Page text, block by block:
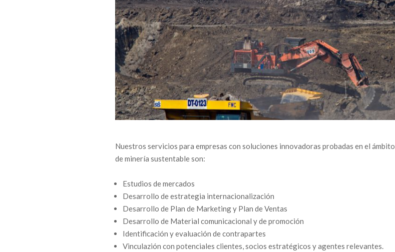
A
T
I
O
N
M
E
N
U
M
I
N
E
R
Nuestros servicios para empresas con soluciones innovadoras probadas en el ámbito
de minería sustentable son:
Estudios de mercados
Desarrollo de estrategia internacionalización
Desarrollo de Plan de Marketing y Plan de Ventas
Desarrollo de Material comunicacional y de promoción
Identificación y evaluación de contrapartes
Vinculazión con potenciales clientes, socios estratégicos y agentes relevantes.